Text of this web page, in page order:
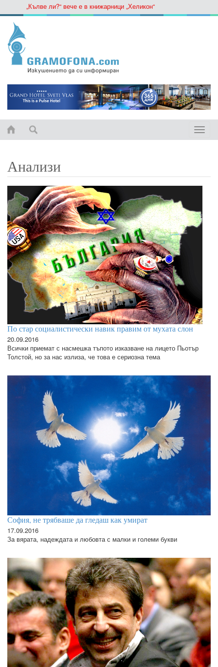
„Кълве ли?“ вече е в книжарници „Хеликон“
Toggle
Анализи
По стар социалистически навик правим от мухата слон
20.09.2016
Всички приемат с насмешка тъпото изказване на лицето Пьотър
Толстой, но за нас излиза, че това е сериозна тема
София, не трябваше да гледаш как умират
17.09.2016
За вярата, надеждата и любовта с малки и големи букви